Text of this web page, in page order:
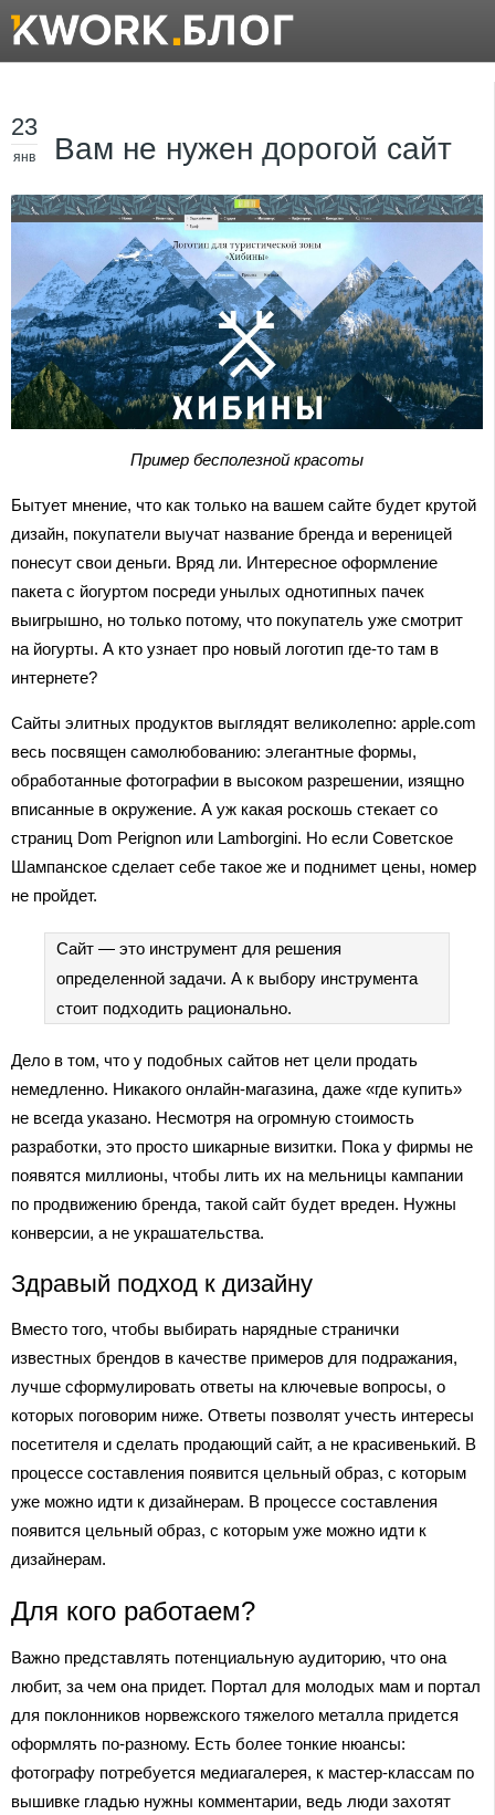
23
янв Вам не нужен дорогой сайт
Пример бесполезной красоты
Бытует мнение, что как только на вашем сайте будет крутой
дизайн, покупатели выучат название бренда и вереницей
понесут свои деньги. Вряд ли. Интересное оформление
пакета с йогуртом посреди унылых однотипных пачек
выигрышно, но только потому, что покупатель уже смотрит
на йогурты. А кто узнает про новый логотип где-то там в
интернете?
Сайты элитных продуктов выглядят великолепно: apple.com
весь посвящен самолюбованию: элегантные формы,
обработанные фотографии в высоком разрешении, изящно
вписанные в окружение. А уж какая роскошь стекает со
страниц Dom Perignon или Lamborgini. Но если Советское
Шампанское сделает себе такое же и поднимет цены, номер
не пройдет.
Сайт — это инструмент для решения
определенной задачи. А к выбору инструмента
стоит подходить рационально.
Дело в том, что у подобных сайтов нет цели продать
немедленно. Никакого онлайн-магазина, даже «где купить»
не всегда указано. Несмотря на огромную стоимость
разработки, это просто шикарные визитки. Пока у фирмы не
появятся миллионы, чтобы лить их на мельницы кампании
по продвижению бренда, такой сайт будет вреден. Нужны
конверсии, а не украшательства.
Здравый подход к дизайну
Вместо того, чтобы выбирать нарядные странички
известных брендов в качестве примеров для подражания,
лучше сформулировать ответы на ключевые вопросы, о
которых поговорим ниже. Ответы позволят учесть интересы
посетителя и сделать продающий сайт, а не красивенький. В
процессе составления появится цельный образ, с которым
уже можно идти к дизайнерам. В процессе составления
появится цельный образ, с которым уже можно идти к
дизайнерам.
Для кого работаем?
Важно представлять потенциальную аудиторию, что она
любит, за чем она придет. Портал для молодых мам и портал
для поклонников норвежского тяжелого металла придется
оформлять по-разному. Есть более тонкие нюансы:
фотографу потребуется медиагалерея, к мастер-классам по
вышивке гладью нужны комментарии, ведь люди захотят